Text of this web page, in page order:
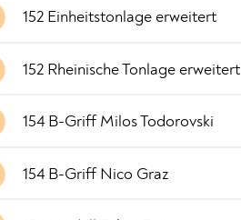
152 Einheitstonlage erweitert
152 Rheinische Tonlage erweitert
154 B-Griff Milos Todorovski
154 B-Griff Nico Graz